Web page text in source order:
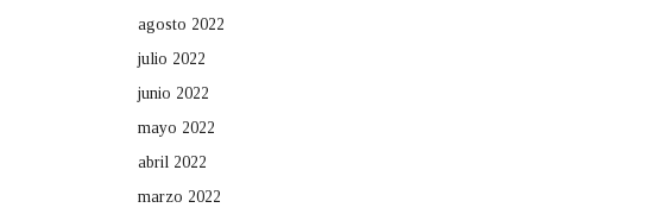
agosto 2022
julio 2022
junio 2022
mayo 2022
abril 2022
marzo 2022